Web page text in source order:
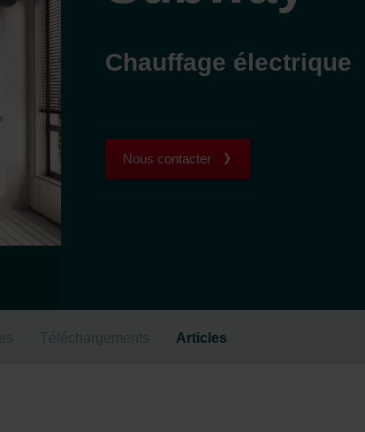
Chauffage électrique
Nous contacter
Téléchargements Articles